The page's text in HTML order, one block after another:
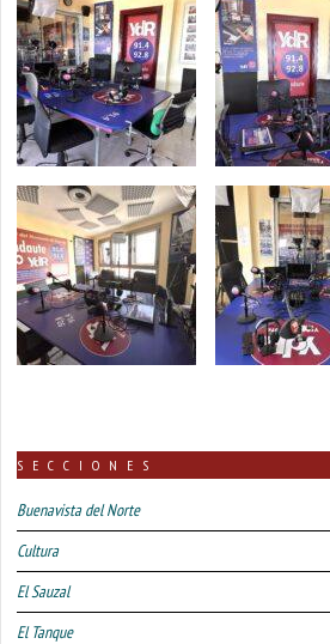
SECCIONES
Buenavista del Norte
Cultura
El Sauzal
El Tanque